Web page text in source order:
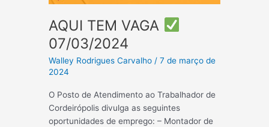
AQUI TEM VAGA
07/03/2024
Walley Rodrigues Carvalho/7 de março de
2024
O Posto de Atendimento ao Trabalhador de
Cordeirópolis divulga as seguintes
oportunidades de emprego: – Montador de